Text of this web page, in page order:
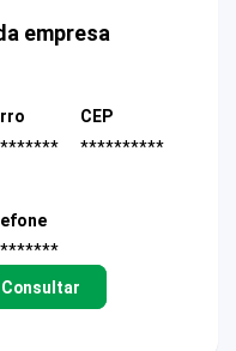
empresa
CEP
**********
Consultar